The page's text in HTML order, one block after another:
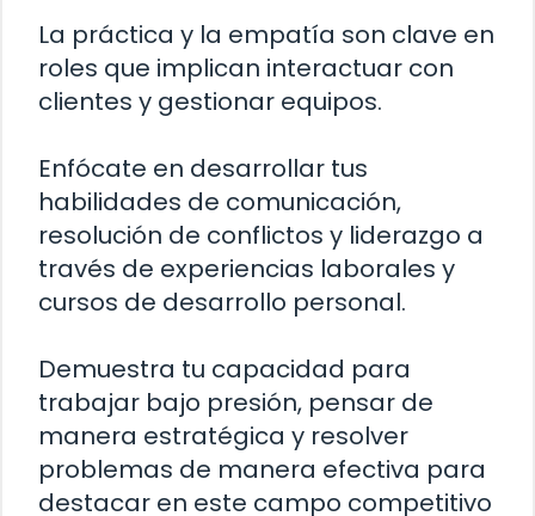
La práctica y la empatía son clave en
roles que implican interactuar con
clientes y gestionar equipos.
Enfócate en desarrollar tus
habilidades de comunicación,
resolución de conflictos y liderazgo a
través de experiencias laborales y
cursos de desarrollo personal.
Demuestra tu capacidad para
trabajar bajo presión, pensar de
manera estratégica y resolver
problemas de manera efectiva para
destacar en este campo competitivo